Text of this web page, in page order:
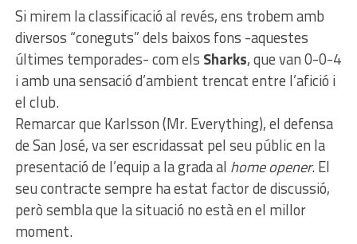
Si mirem la classificació al revés, ens trobem amb
diversos “coneguts” dels baixos fons -aquestes
últimes temporades- com els Sharks, que van 0-0-4
i amb una sensació d’ambient trencat entre l’afició i
el club.
Remarcar que Karlsson (Mr. Everything), el defensa
de San José, va ser escridassat pel seu públic en la
presentació de l’equip a la grada al home opener. El
seu contracte sempre ha estat factor de discussió,
però sembla que la situació no està en el millor
moment.